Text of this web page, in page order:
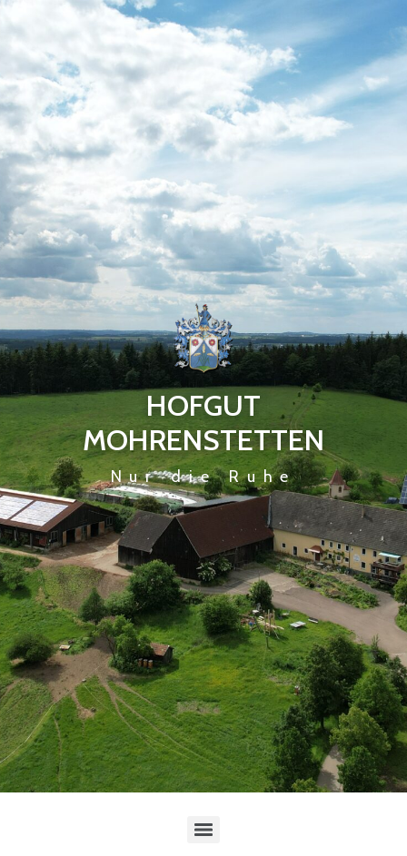
HOFGUT
MOHRENSTETTEN
Nur die Ruhe